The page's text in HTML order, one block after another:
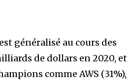
généralisé au cours des
de dollars en 2020, et
comme AWS (31%),